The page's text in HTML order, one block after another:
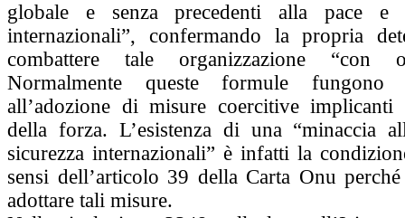
globale e senza precedenti alla pace e
internazionali”, confermando la propria
combattere tale organizzazione “con
Normalmente queste formule fungono
all’adozione di misure coercitive implicanti
della forza. L’esistenza di una “minaccia
sicurezza internazionali” è infatti la
sensi dell’articolo 39 della Carta Onu
adottare tali misure.